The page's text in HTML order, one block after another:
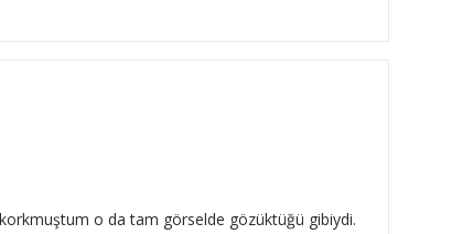
o da tam görselde gözüktüğü gibiydi.